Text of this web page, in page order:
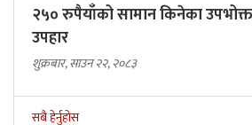
२५० रुपैयाँको सामान किनेका
उपहार
शुक्रबार, साउन २२, २०८३
सबै हेर्नुहोस